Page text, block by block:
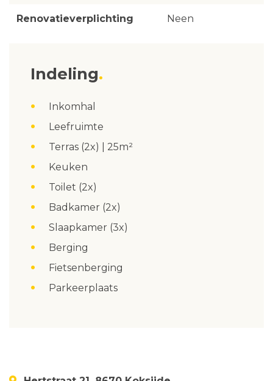
Renovatieverplichting Neen
Indeling
Inkomhal
Leefruimte
Terras (2x) | 25m²
Keuken
Toilet (2x)
Badkamer (2x)
Slaapkamer (3x)
Berging
Fietsenberging
Parkeerplaats